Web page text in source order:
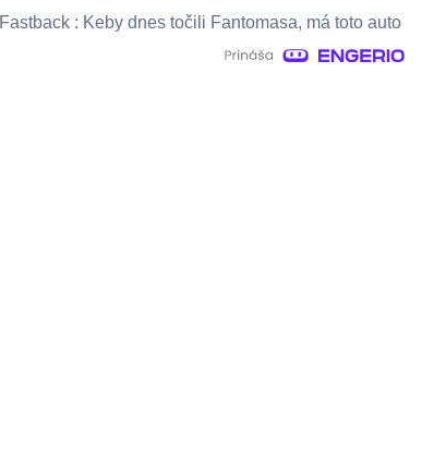
: Keby dnes točili Fantomasa, má toto auto